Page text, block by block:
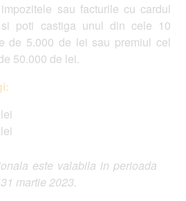
sau facturile cu cardul
poti castiga unul din cele 10
5.000 de lei sau premiul cel
de lei.
este valabila in perioada
2023.